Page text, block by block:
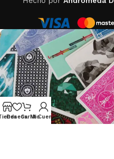
DeseosCarritoMi Cuenta